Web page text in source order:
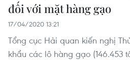
đối với mặt hàng gạo
17/04/2020 13:21
Tổng cục Hải quan kiến nghị
khẩu các lô hàng gạo (146.453